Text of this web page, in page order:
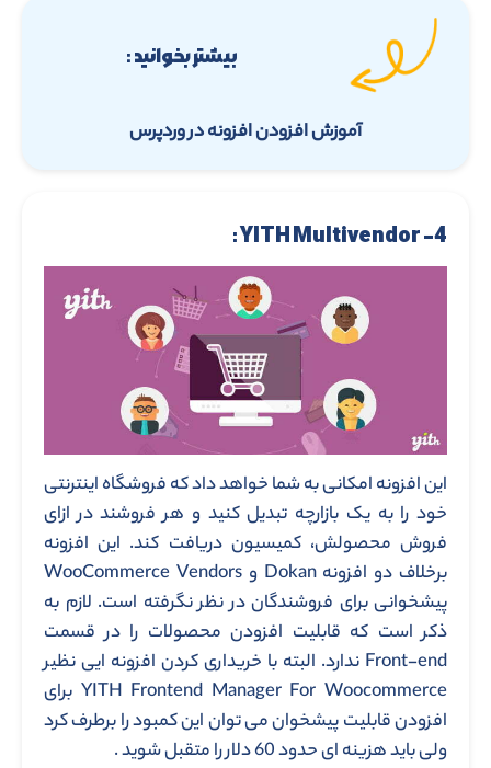
بیشتر بخوانید :
آموزش افزودن افزونه در وردپرس
4- YITH Multivendor :
این افزونه امکانی به شما خواهد داد که فروشگاه اینترنتی
خود را به یک بازارچه تبدیل کنید و هر فروشند در ازای
فروش محصولش، کمیسیون دریافت کند. این افزونه
برخلاف دو افزونه Dokan و WooCommerce Vendors
پیشخوانی برای فروشندگان در نظر نگرفته است. لازم به
ذکر است که قابلیت افزودن محصولات را در قسمت
Front-end ندارد. البته با خریداری کردن افزونه ایی نظیر
YITH Frontend Manager For Woocommerce برای
افزودن قابلیت پیشخوان می توان این کمبود را برطرف کرد
ولی باید هزینه ای حدود 60 دلار را متقبل شوید .